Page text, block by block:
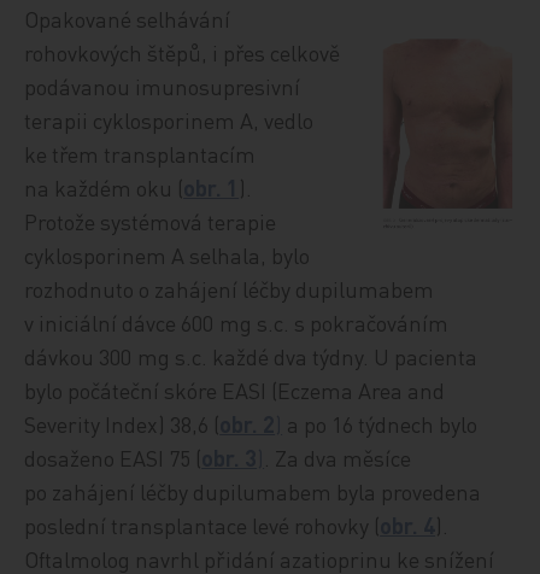
Opakované selhávání
rohovkových štěpů, i přes celkově
podávanou imunosupresivní
terapii cyklosporinem A, vedlo
ke třem transplantacím
na každém oku (
).
Protože systémová terapie
cyklosporinem A selhala, bylo
rozhodnuto o zahájení léčby dupilumabem
v iniciální dávce 600 mg s.c. s pokračováním
dávkou 300 mg s.c. každé dva týdny. U pacienta
bylo počáteční skóre EASI (Eczema Area and
Severity Index) 38,6 (
a po 16 týdnech bylo
dosaženo EASI 75 (
. Za dva měsíce
po zahájení léčby dupilumabem byla provedena
poslední transplantace levé rohovky (
).
Oftalmolog navrhl přidání azatioprinu ke snížení